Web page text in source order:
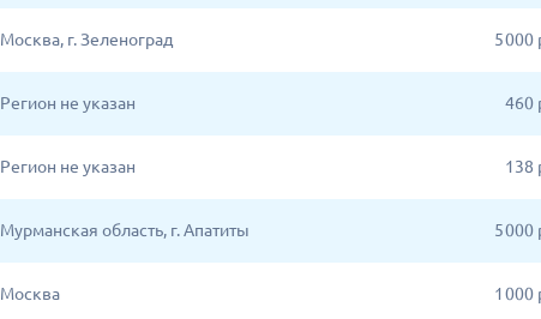
Москва, г. Зеленоград 5 000
Регион не указан 460
Регион не указан 138
Мурманская область, г. Апатиты 5 000
Москва 1 000